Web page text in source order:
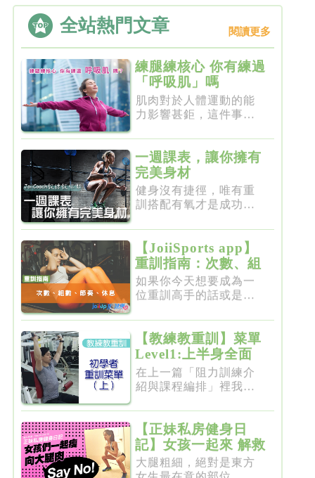
全站熱門文章 閱讀更多
練腿練核心 你有練過
「呼吸肌」嗎
肌肉對於人體運動的能
力影響甚鉅，這件事一
一週課表，讓你擁有
完美身材
健身沒有捷徑，唯有重
訓搭配有氧才是成功的
【JoiiSports app】
重訓指南：次數、組
數、節奏、休息
如果你今天想要成為一
位重訓高手的話或是想
【教練教重訓】菜單
Level1:上半身全面
增肌雕塑
在上一篇「阻力訓練介
紹與課程編排」裡我們
【正妹私房健身日
記】女孩一起來 解救
粗大腿
大腿粗細，絕對是東方